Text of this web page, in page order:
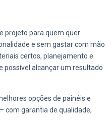
projeto para quem quer
e sem gastar com mão
certos, planejamento e
possível alcançar um resultado
opções de painéis e
com garantia de qualidade,